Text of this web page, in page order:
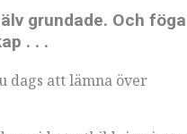
grundade. Och föga
. . .
dags att lämna över